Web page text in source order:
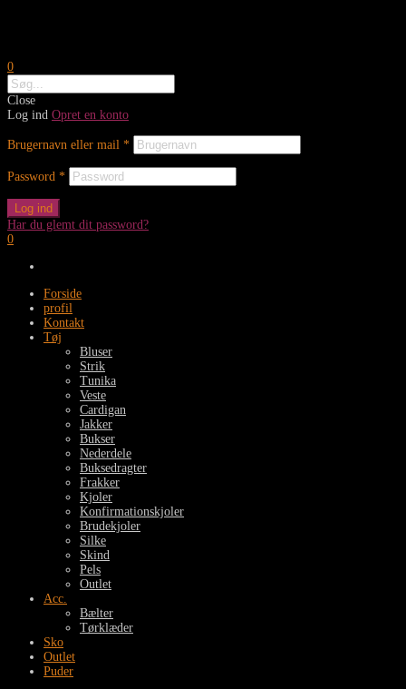
0
Close
Log ind Opret en konto
Brugernavn eller mail *
Password *
Log ind
Har du glemt dit password?
0
Forside
profil
Kontakt
Tøj
Bluser
Strik
Tunika
Veste
Cardigan
Jakker
Bukser
Nederdele
Buksedragter
Frakker
Kjoler
Konfirmationskjoler
Brudekjoler
Silke
Skind
Pels
Outlet
Acc.
Bælter
Tørklæder
Sko
Outlet
Puder